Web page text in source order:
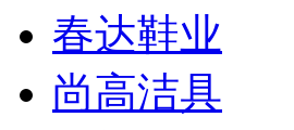
春达鞋业
尚高洁具